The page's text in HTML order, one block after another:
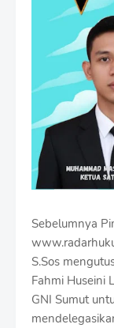
Sebelumnya
S.Sos
Fahmi Huseini
GNI Sumut